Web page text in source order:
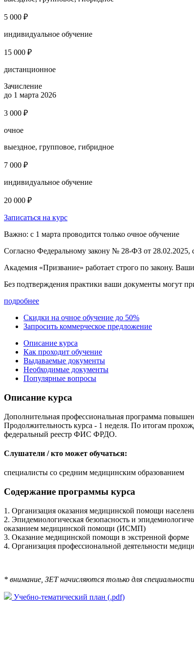
5 000 ₽
индивидуальное обучение
15 000 ₽
дистанционное
Зачисление
до 1 марта 2026
3 000 ₽
очное
выездное, групповое, гибридное
7 000 ₽
индивидуальное обучение
20 000 ₽
Записаться на курс
Важно: с 1 марта проводится только очное обучение
Согласно Федеральному закону № 28-ФЗ от 28.02.2025,
Академия «Призвание» работает строго по закону.
Без подтверждения практики ваши документы могут
подробнее
Скидки на очное обучение до 50%
Запросить коммерческое предложение
Описание курса
Как проходит обучение
Выдаваемые документы
Необходимые документы
Популярные вопросы
Описание курса
Дополнительная профессиональная программа
Продолжительность курса - 1 неделя. По итогам
федеральный реестр ФИС ФРДО.
Слушатели / кто может обучаться:
специалисты со средним медицинским образованием
Содержание программы курса
1. Организация оказания медицинской помощи
2. Эпидемиологическая безопасность и
оказанием медицинской помощи (ИСМП)
3. Оказание медицинской помощи в экстренной форме
4. Организация профессиональной деятельности
* внимание, ЗЕТ начисляются только для
Учебно-тематический план (.pdf)